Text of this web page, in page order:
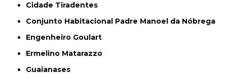
Cidade Tiradentes
Conjunto Habitacional Padre Manoel da Nóbrega
Engenheiro Goulart
Ermelino Matarazzo
Guaianases